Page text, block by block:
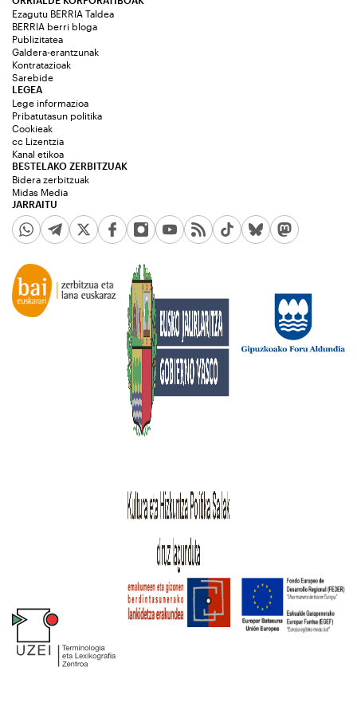
Ezagutu BERRIA Taldea
BERRIA berri bloga
Publizitatea
Galdera-erantzunak
Kontratazioak
Sarebide
JARRAITU
LEGEA
Lege informazioa
Pribatutasun politika
Cookieak
cc Lizentzia
Kanal etikoa
BESTELAKO ZERBITZUAK
Bidera zerbitzuak
Midas Media